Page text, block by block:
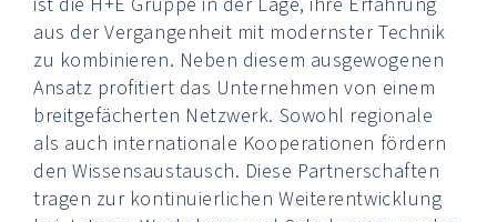
aus der Vergangenheit mit modernster Technik
zu kombinieren. Neben diesem ausgewogenen
Ansatz profitiert das Unternehmen von einem
breitgefächerten Netzwerk. Sowohl regionale
als auch internationale Kooperationen fördern
den Wissensaustausch. Diese Partnerschaften
tragen zur kontinuierlichen Weiterentwicklung